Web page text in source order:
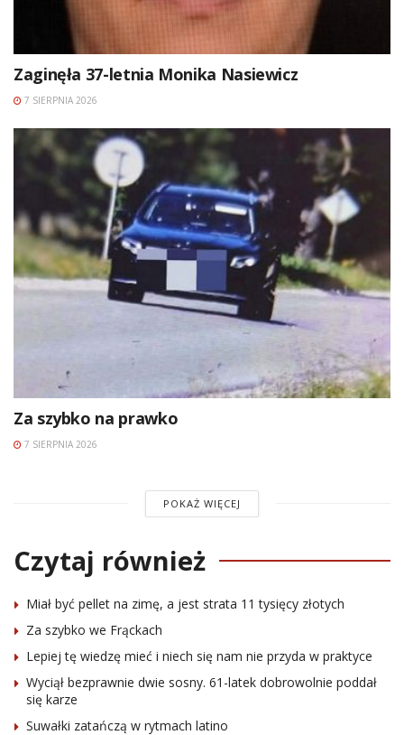
Zaginęła 37-letnia Monika Nasiewicz
7 SIERPNIA 2026
Za szybko na prawko
7 SIERPNIA 2026
POKAŻ WIĘCEJ
Czytaj również
Miał być pellet na zimę, a jest strata 11 tysięcy złotych
Za szybko we Frąckach
Lepiej tę wiedzę mieć i niech się nam nie przyda w praktyce
Wyciął bezprawnie dwie sosny. 61-latek dobrowolnie poddał
się karze
Suwałki zatańczą w rytmach latino